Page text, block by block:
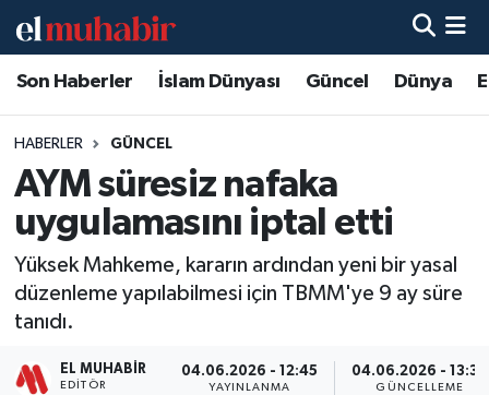
Son Haberler İslam Dünyası Güncel Dünya
HABERLER GÜNCEL
AYM süresiz nafaka
uygulamasını iptal etti
Yüksek Mahkeme, kararın ardından yeni bir yasal
düzenleme yapılabilmesi için TBMM'ye 9 ay süre
tanıdı.
EL MUHABIR
EDITÖR
04.06.2026 - 12:45
YAYINLANMA
04.06.2026 - 13:36
GÜNCELLEME
Hava Durumu
Trafik Durumu
Süper Lig Puan Durumu ve Fikstür
Son Dakika Haberleri
Haber Arşivi